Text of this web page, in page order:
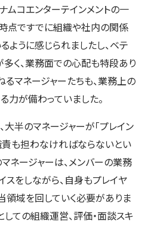
ムコエンターテインメントの一
点ですでに組織や社内の関係
ように感じられましたし、ベテ
多く、業務面での心配も特段あり
るマネージャーたちも、業務上の
力が備わっていました。
大半のマネージャーが「プレイン
責も担わなければならないとい
ネージャーは、メンバーの業務
スをしながら、自身もプレイヤ
領域を回していく必要がありま
しての組織運営、評価・面談スキ